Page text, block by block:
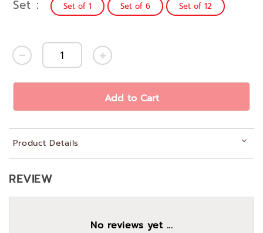
Set Set of 1 Set of 6 Set of 12
Add to Cart
Product Details
REVIEW
No reviews yet ...